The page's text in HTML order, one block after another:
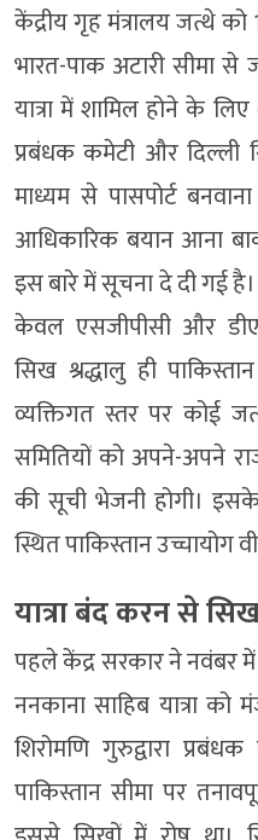
केंद्रीय गृह मंत्रालय जत्थे
भारत-पाक अटारी सीमा
यात्रा में शामिल होने के लिए
प्रबंधक कमेटी और दिल्ली
माध्यम से पासपोर्ट
आधिकारिक बयान आना
इस बारे में सूचना दे दी गई
केवल एसजीपीसी और
सिख श्रद्धालु ही
व्यक्तिगत स्तर पर कोई
समितियों को अपने-अपने
की सूची भेजनी होगी।
स्थित पाकिस्तान उच्चायोग
यात्रा बंद करन से
पहले केंद्र सरकार ने नवंबर
ननकाना साहिब यात्रा को
शिरोमणि गुरुद्वारा
पाकिस्तान सीमा पर